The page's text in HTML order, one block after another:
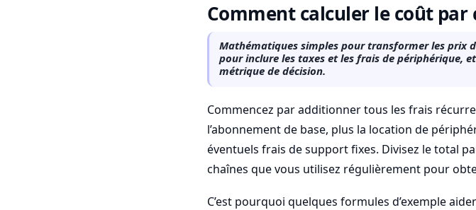
Comment calculer le coût
Mathématiques simples pour transformer les prix
pour inclure les taxes et les frais de périphérique,
métrique de décision.
Commencez par additionner tous les frais
l’abonnement de base, plus la location de
éventuels frais de support fixes. Divisez le total
chaînes que vous utilisez régulièrement pour
C’est pourquoi quelques formules d’exemple